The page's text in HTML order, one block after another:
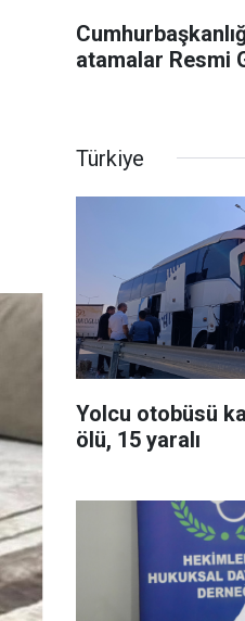
atamalar Resmi
Türkiye
Yolcu otobüsü
ölü, 15 yaralı